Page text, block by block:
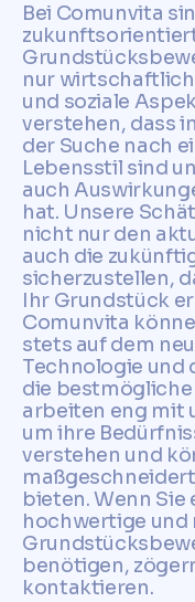
Bei Comunvita
nur
und soziale
verstehen, dass
der Suche nach
Lebensstil sind
auch
hat. Unsere
nicht nur den
auch die
sicherzustellen,
Ihr Grundstück
Comunvita
stets auf dem
Technologie und
die bestmögliche
arbeiten eng mit
um ihre
verstehen und
bieten. Wenn Sie
hochwertige und
benötigen,
kontaktieren.